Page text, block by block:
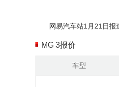
网易汽车站1月21日报
MG 3报价
车型